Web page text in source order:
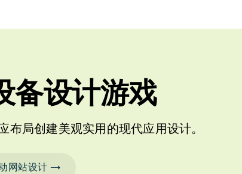
备设计游戏
局创建美观实用的现代应用设计。
网站设计 →